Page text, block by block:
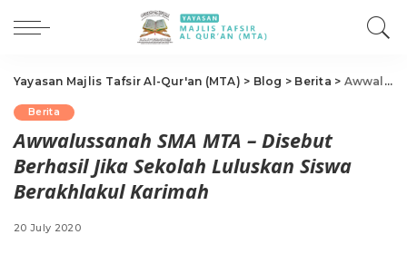
Yayasan Majlis Tafsir Al-Qur'an (MTA) > Blog > Berita > Awwalussanah SMA MTA – Disebut Berhasil Jika Sekolah Luluskan Siswa Berakhlakul Karimah
Berita
Awwalussanah SMA MTA – Disebut
Berhasil Jika Sekolah Luluskan Siswa
Berakhlakul Karimah
20 July 2020